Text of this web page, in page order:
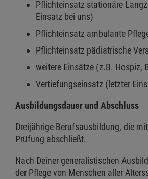
Pflichteinsatz stationäre
Einsatz bei uns)
Pflichteinsatz ambulante
Pflichteinsatz pädiatrische
weitere Einsätze (z.B. Hospiz,
Vertiefungseinsatz (letzter
Ausbildungsdauer und Abschluss
Dreijährige Berufsausbildung, die
Prüfung abschließt.
Nach Deiner generalistischen
der Pflege von Menschen aller